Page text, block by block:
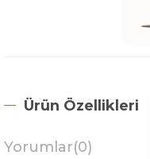
Ürün Özellikleri
Yorumlar(0)